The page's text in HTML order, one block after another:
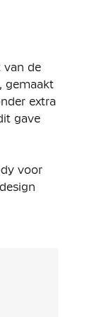
van de
gemaakt
extra
gave
voor